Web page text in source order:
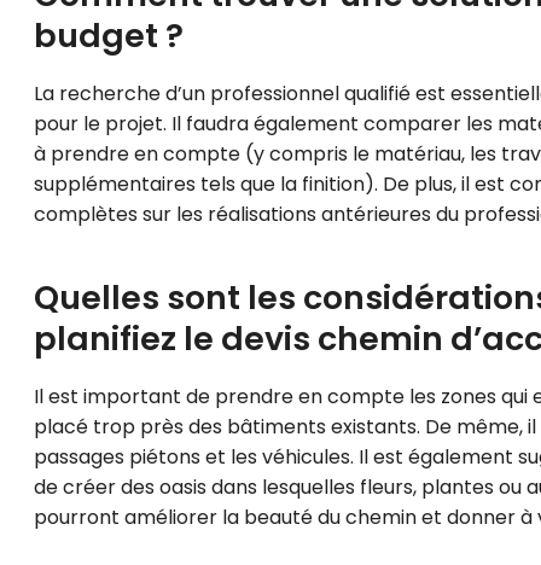
budget ?
La recherche d’un professionnel qualifié est
pour le projet. Il faudra également comparer les
à prendre en compte (y compris le matériau, les
supplémentaires tels que la finition). De plus, il est
complètes sur les réalisations antérieures du
Quelles sont les
planifiez le devis chemin
Il est important de prendre en compte les zones qui
placé trop près des bâtiments existants. De même, il
passages piétons et les véhicules. Il est également
de créer des oasis dans lesquelles fleurs, plantes
pourront améliorer la beauté du chemin et donner